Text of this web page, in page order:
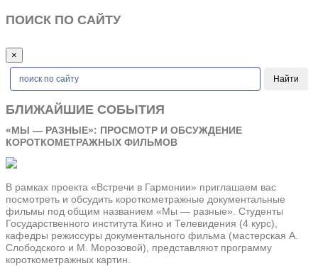
ПОИСК ПО САЙТУ
×
БЛИЖАЙШИЕ СОБЫТИЯ
«МЫ — РАЗНЫЕ»: ПРОСМОТР И ОБСУЖДЕНИЕ
КОРОТКОМЕТРАЖНЫХ ФИЛЬМОВ
В рамках проекта «Встречи в Гармонии» приглашаем вас
посмотреть и обсудить короткометражные документальные
фильмы под общим названием «Мы — разные». Студенты
Государственного института Кино и Телевидения (4 курс),
кафедры режиссуры документального фильма (мастерская А.
Слободского и М. Морозовой), представляют программу
короткометражных картин.